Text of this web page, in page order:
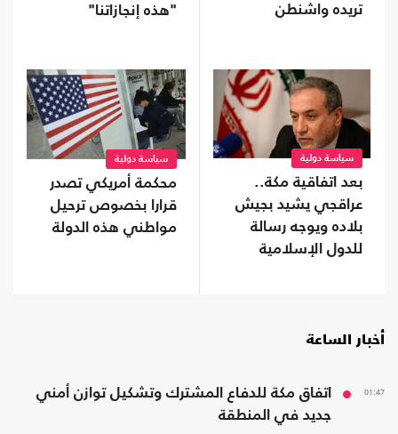
تريده واشنطن "هذه إنجازاتنا"
سياسة دولية
بعد اتفاقية مكة..
عراقجي يشيد بجيش
بلاده ويوجه رسالة
للدول الإسلامية
سياسة دولية
محكمة أمريكي تصدر
قرارا بخصوص ترحيل
مواطني هذه الدولة
أخبار الساعة
01:47
اتفاق مكة للدفاع المشترك وتشكيل توازن أمني
جديد في المنطقة